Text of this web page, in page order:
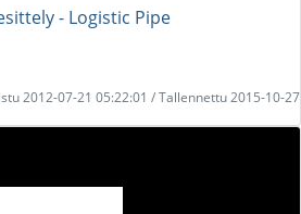
- Logistic Pipe
2012-07-21 05:22:01 / Tallennettu 2015-10-27